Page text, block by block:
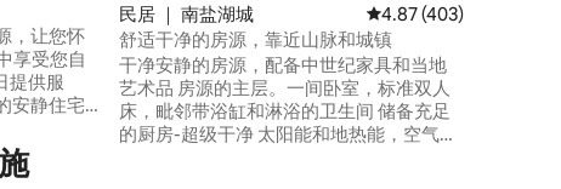
，让您怀
提供服
车程，距
民居 ｜ 南盐湖城 平均评分 4.87 分（满
4.87 (403)
舒适干净的房源，靠近山脉和城镇
干净安静的房源，配备中世纪家具和当地
艺术品 房源的主层。一间卧室，标准双人
床，毗邻带浴缸和淋浴的卫生间 储备充足
的厨房-超级干净 太阳能和地热能，空气再